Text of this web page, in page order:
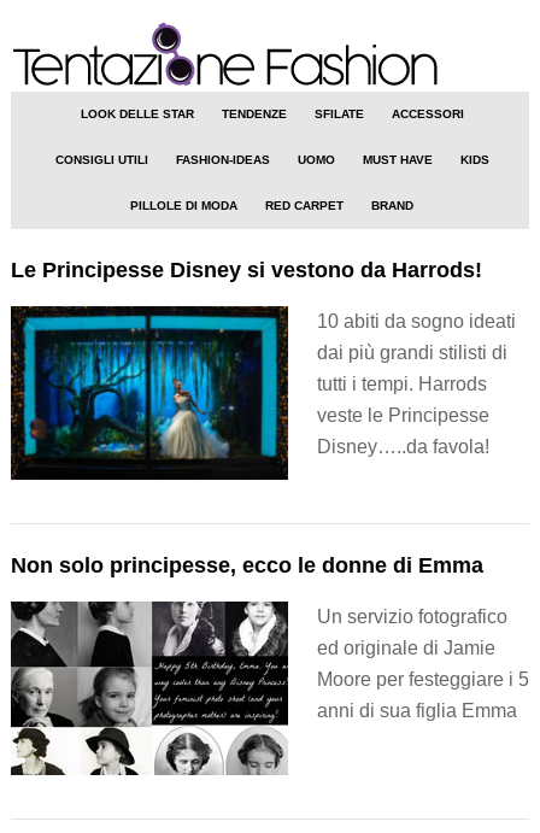
LOOK DELLE STAR TENDENZE SFILATE ACCESSORI
CONSIGLI UTILI FASHION-IDEAS UOMO MUST HAVE KIDS
PILLOLE DI MODA RED CARPET BRAND
Le Principesse Disney si vestono da Harrods!
10 abiti da sogno ideati
dai più grandi stilisti di
tutti i tempi. Harrods
veste le Principesse
Disney…..da favola!
Non solo principesse, ecco le donne di Emma
Un servizio fotografico
ed originale di Jamie
Moore per festeggiare i 5
anni di sua figlia Emma